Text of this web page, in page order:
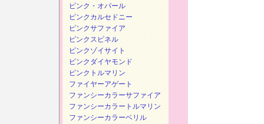
ピンク・オパール
ピンクカルセドニー
ピンクサファイア
ピンクスピネル
ピンクゾイサイト
ピンクダイヤモンド
ピンクトルマリン
ファイヤーアゲート
ファンシーカラーサファイア
ファンシーカラートルマリン
ファンシーカラーベリル